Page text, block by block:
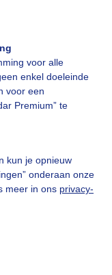
voor alle
enkel doeleinde
voor een
Premium” te
kun je opnieuw
onderaan onze
meer in ons privacy-